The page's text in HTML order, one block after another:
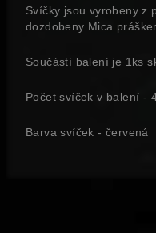
Svíčky jsou vyrobeny z
dozdobeny Mica
Součástí balení je 1ks
Počet svíček v balení -
Barva svíček - červená